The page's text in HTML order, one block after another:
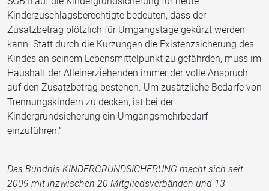
Kinderzuschlagsberechtigte bedeuten, dass der
Zusatzbetrag plötzlich für Umgangstage gekürzt werden
kann. Statt durch die Kürzungen die Existenzsicherung des
Kindes an seinem Lebensmittelpunkt zu gefährden, muss im
Haushalt der Alleinerziehenden immer der volle Anspruch
auf den Zusatzbetrag bestehen. Um zusätzliche Bedarfe von
Trennungskindern zu decken, ist bei der
Kindergrundsicherung ein Umgangsmehrbedarf
einzuführen.“
Das Bündnis KINDERGRUNDSICHERUNG macht sich seit
2009 mit inzwischen 20 Mitgliedsverbänden und 13